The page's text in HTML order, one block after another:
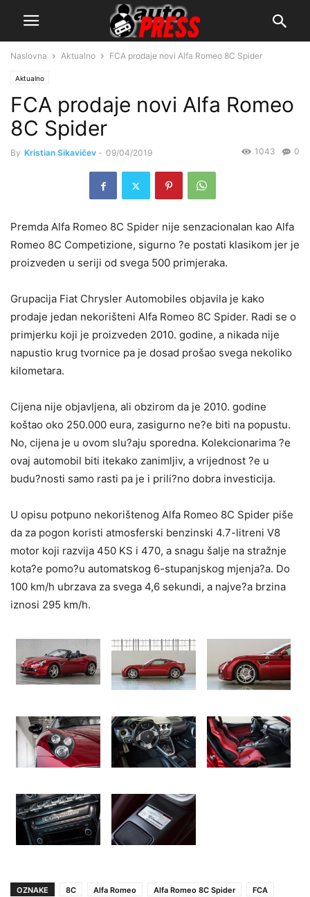
Naslovna Aktualno FCA prodaje novi Alfa Romeo 8C Spider
Aktualno
FCA prodaje novi Alfa Romeo
8C Spider
By Kristian Sikavičev - 09/04/2019 0
1043
Premda Alfa Romeo 8C Spider nije senzacionalan kao Alfa
Romeo 8C Competizione, sigurno ?e postati klasikom jer je
proizveden u seriji od svega 500 primjeraka.
Grupacija Fiat Chrysler Automobiles objavila je kako
prodaje jedan nekorišteni Alfa Romeo 8C Spider. Radi se o
primjerku koji je proizveden 2010. godine, a nikada nije
napustio krug tvornice pa je dosad prošao svega nekoliko
kilometara.
Cijena nije objavljena, ali obzirom da je 2010. godine
koštao oko 250.000 eura, zasigurno ne?e biti na popustu.
No, cijena je u ovom slu?aju sporedna. Kolekcionarima ?e
ovaj automobil biti itekako zanimljiv, a vrijednost ?e u
budu?nosti samo rasti pa je i prili?no dobra investicija.
U opisu potpuno nekorištenog Alfa Romeo 8C Spider piše
da za pogon koristi atmosferski benzinski 4.7-litreni V8
motor koji razvija 450 KS i 470, a snagu šalje na stražnje
kota?e pomo?u automatskog 6-stupanjskog mjenja?a. Do
100 km/h ubrzava za svega 4,6 sekundi, a najve?a brzina
iznosi 295 km/h.
OZNAKE 8C Alfa Romeo Alfa Romeo 8C Spider
FCA